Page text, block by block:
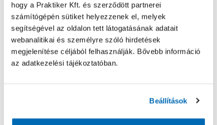
hogy a Praktiker Kft. és szerződött partnerei
számítógépén sütiket helyezzenek el, melyek
segítségével az oldalon tett látogatásának adatait
webanalitikai és személyre szóló hirdetések
megjelenítése céljából felhasználják. Bővebb információ
az adatkezelési tájékoztatóban.
Beállítások